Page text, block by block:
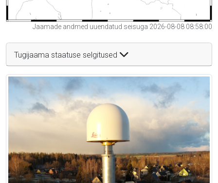
Jaamade andmed uuendatud seisuga 2026-08-08 08:58:00
Tugijaama staatuse selgitused